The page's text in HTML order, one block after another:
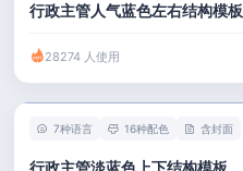
行政主管人气蓝色左右结构模板
28274 人使用
7种语言 16种配色 含封面
行政主管淡蓝色上下结构模板